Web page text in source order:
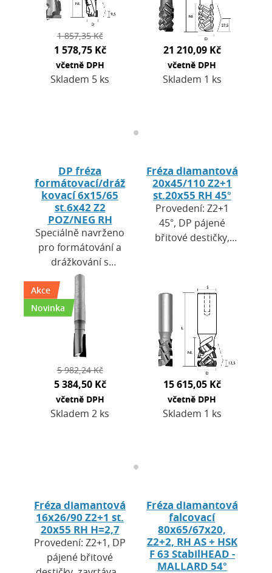
1 857,35 Kč
1 578,75 Kč
včetně DPH
Skladem 5 ks
21 210,09 Kč
včetně DPH
Skladem 1 ks
DP fréza
formátovací/dráž
kovací 6x15/65
st.6x42 Z2
POZ/NEG RH
Speciálně navrženo
pro formátování a
drážkování s
oboustranně čistou
řeznou hranou.
HW tělo s vysokou
mechanickou
odolností. …
Akce
Novinka
5 982,24 Kč
5 384,50 Kč
včetně DPH
Skladem 2 ks
Fréza diamantová
20x45/110 Z2+1
st.20x55 RH 45°
Provedení: Z2+1
45°, DP pájené
břitové destičky,
CNC obráběcí…
15 615,05 Kč
včetně DPH
Skladem 1 ks
Fréza diamantová
16x26/90 Z2+1 st.
20x55 RH H=2,7
Provedení: Z2+1, DP
pájené břitové
Fréza diamantová
falcovací
80x65/67x20,
Z2+2, RH AS + HSK
F 63 StabilHEAD -
MALLARD 54°